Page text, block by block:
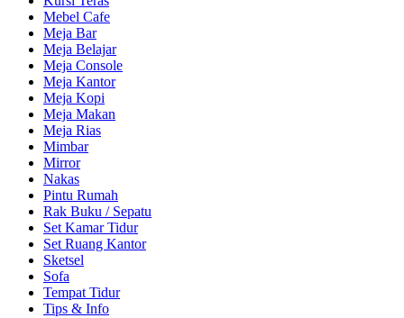
Mebel Cafe
Meja Bar
Meja Belajar
Meja Console
Meja Kantor
Meja Kopi
Meja Makan
Meja Rias
Mimbar
Mirror
Nakas
Pintu Rumah
Rak Buku / Sepatu
Set Kamar Tidur
Set Ruang Kantor
Sketsel
Sofa
Tempat Tidur
Tips & Info